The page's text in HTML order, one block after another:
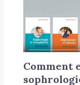
Comment